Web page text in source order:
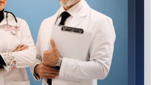
غالباً يكون أكثر قيمة من مقال قصير
الدعائية.